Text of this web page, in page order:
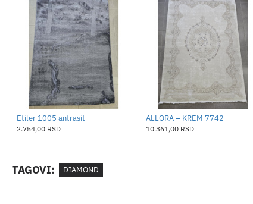
​Etiler 1005 antrasit
2.754,00 RSD
ALLORA – KREM 7742
10.361,00 RSD
TAGOVI: DIAMOND